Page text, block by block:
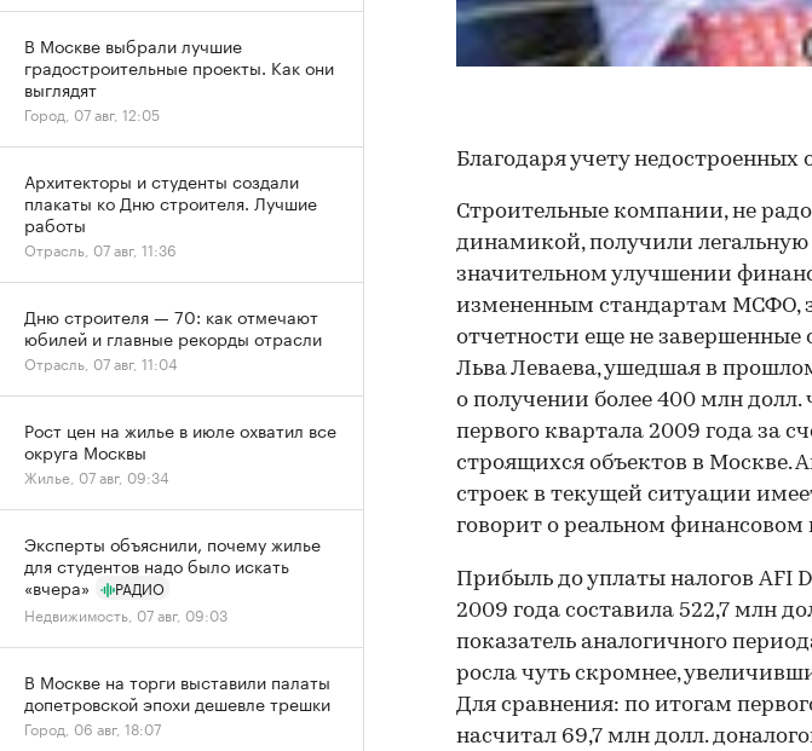
Благодаря учету недостроенных
Строительные компании, не
динамикой, получили
значительном улучшении
измененным стандартам МСФО,
отчетности еще не завершенные
Льва Леваева, ушедшая в
о получении более 400 млн
первого квартала 2009 года за
строящихся объектов в Москве.
строек в текущей ситуации
говорит о реальном
Прибыль до уплаты налогов AFI
2009 года составила 522,7 млн
показатель аналогичного
росла чуть скромнее,
Для сравнения: по итогам
насчитал 69,7 млн долл.
В Москве выбрали лучшие
градостроительные проекты. Как они
выглядят
Город, 07 авг, 12:05
Архитекторы и студенты создали
плакаты ко Дню строителя. Лучшие
работы
Отрасль, 07 авг, 11:36
Дню строителя — 70: как отмечают
юбилей и главные рекорды отрасли
Отрасль, 07 авг, 11:04
Рост цен на жилье в июле охватил все
округа Москвы
Жилье, 07 авг, 09:34
Эксперты объяснили, почему жилье
для студентов надо было искать
«вчера»
РАДИО
Недвижимость, 07 авг, 09:03
В Москве на торги выставили палаты
допетровской эпохи дешевле трешки
Город, 06 авг, 18:07